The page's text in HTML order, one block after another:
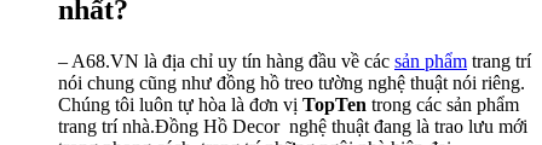
nhất?
– A68.VN là địa chỉ uy tín hàng đầu về các sản phẩm trang trí
nói chung cũng như đồng hồ treo tường nghệ thuật nói riêng.
Chúng tôi luôn tự hòa là đơn vị TopTen trong các sản phẩm
trang trí nhà.Đồng Hồ Decor nghệ thuật đang là trao lưu mới